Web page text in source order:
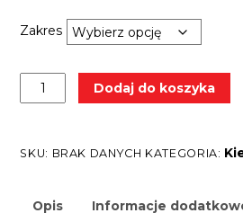
Zakres
ilość
ADR
Dodaj do koszyka
l
e
a
SKU: BRAK DANYCH KATEGORIA:
Opis Informacje